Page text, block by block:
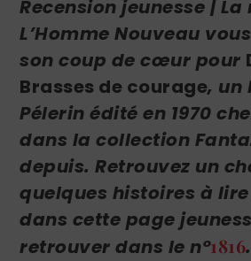
Recension jeunesse | La
L’Homme Nouveau
son coup de cœur pour
Brasses de courage, un
Pélerin édité en 1970
dans la collection
depuis. Retrouvez un
quelques histoires à
dans cette page
retrouver dans le n°1816.